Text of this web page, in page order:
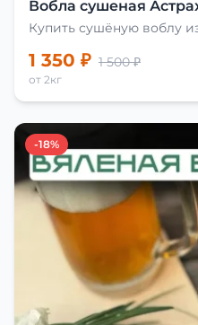
Вобла сушеная
Купить сушёную воблу
1 350 ₽ 1 500 ₽
от 2кг
-18%